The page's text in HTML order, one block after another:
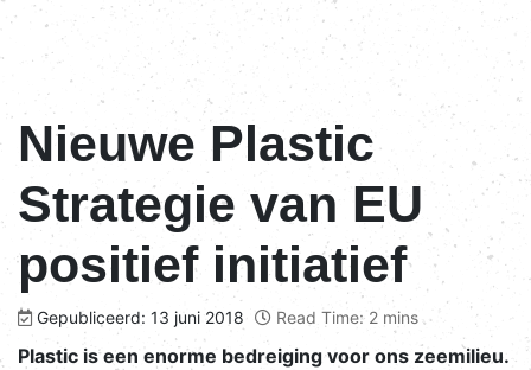
Nieuwe Plastic
Strategie van EU
positief initiatief
Gepubliceerd: 13 juni 2018 Read Time: 2 mins
Plastic is een enorme bedreiging voor ons zeemilieu.